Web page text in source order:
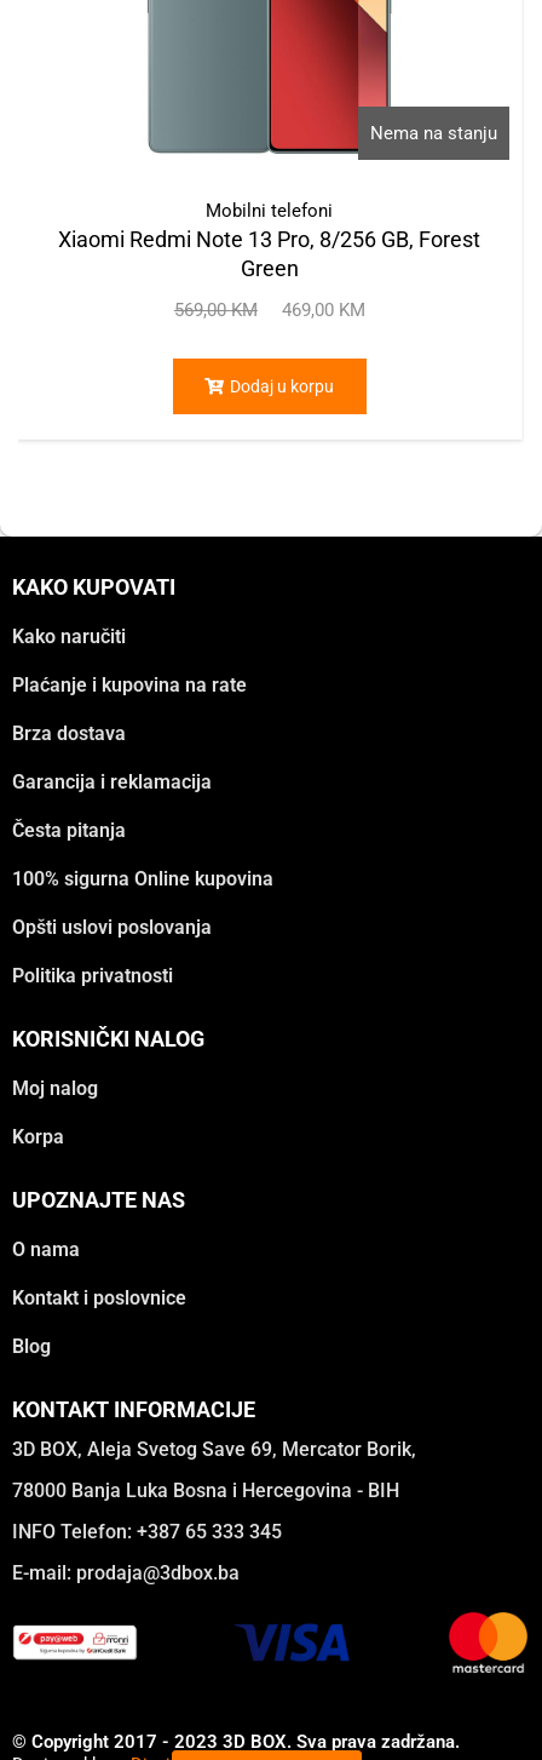
Nema na stanju
Mobilni telefoni
Xiaomi Redmi Note 13 Pro, 8/256 GB, Forest
Green
569,00KM 469,00 KM
Dodaj u korpu
KAKO KUPOVATI
Kako naručiti
Plaćanje i kupovina na rate
Brza dostava
Garancija i reklamacija
Česta pitanja
100% sigurna Online kupovina
Opšti uslovi poslovanja
Politika privatnosti
KORISNIČKI NALOG
Moj nalog
Korpa
UPOZNAJTE NAS
O nama
Kontakt i poslovnice
Blog
KONTAKT INFORMACIJE
3D BOX, Aleja Svetog Save 69, Mercator Borik,
78000 Banja Luka Bosna i Hercegovina - BIH
INFO Telefon: +387 65 333 345
E-mail: prodaja@3dbox.ba
© Copyright 2017 - 2023 3D BOX. Sva prava zadržana.